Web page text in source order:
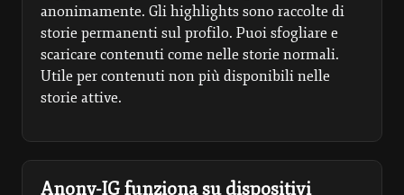
anonimamente. Gli highlights sono raccolte di
storie permanenti sul profilo. Puoi sfogliare e
scaricare contenuti come nelle storie normali.
Utile per contenuti non più disponibili nelle
storie attive.
Anony-IG funziona su dispositivi